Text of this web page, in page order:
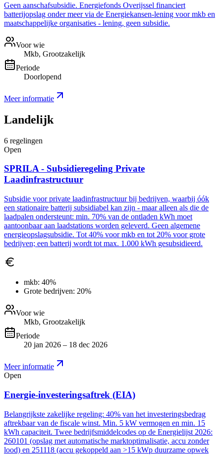
Geen aanschafsubsidie. Energiefonds Overijssel financiert
batterijopslag onder meer via de Energiekansen-lening voor mkb en
maatschappelijke organisaties - lening, geen subsidie.
Voor wie
Mkb, Grootzakelijk
Periode
Doorlopend
Meer informatie
Landelijk
6 regelingen
Open
SPRILA - Subsidieregeling Private
Laadinfrastructuur
Subsidie voor private laadinfrastructuur bij bedrijven, waarbij óók
een stationaire batterij subsidiabel kan zijn - maar alleen als die de
laadpalen ondersteunt: min. 70% van de ontladen kWh moet
aantoonbaar aan laadstations worden geleverd. Geen algemene
energieopslagsubsidie. Tot 40% voor mkb en tot 20% voor grote
bedrijven; een batterij wordt tot max. 1.000 kWh gesubsidieerd.
mkb: 40%
Grote bedrijven: 20%
Voor wie
Mkb, Grootzakelijk
Periode
20 jan 2026 – 18 dec 2026
Meer informatie
Open
Energie-investeringsaftrek (EIA)
Belangrijkste zakelijke regeling: 40% van het investeringsbedrag
aftrekbaar van de fiscale winst. Min. 5 kW vermogen en min. 15
kWh capaciteit. Twee bedrijfsmiddelcodes op de Energielijst 2026:
260101 (opslag met automatische marktoptimalisatie, accu zonder
lood) en 251118 (accu gekoppeld aan >15 kWp duurzame opwek